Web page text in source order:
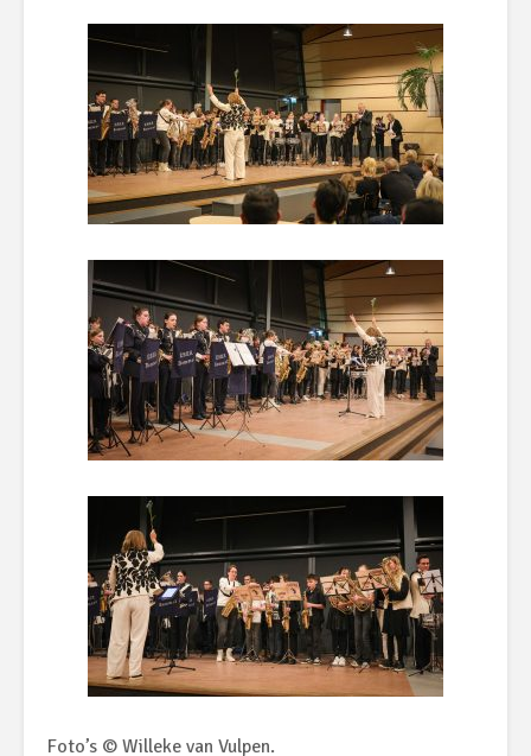
Foto’s © Willeke van Vulpen.